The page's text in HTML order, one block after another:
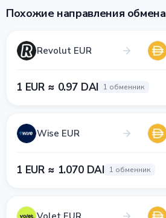
Похожие направления обмена
Revolut EUR
1 EUR ≈ 0.97 DAI 1 обменник
Wise EUR
1 EUR ≈ 1.070 DAI 1 обменник